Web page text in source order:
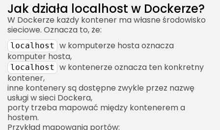
Jak działa localhost w Dockerze?
W Dockerze każdy kontener ma własne środowisko
sieciowe. Oznacza to, że:
localhost
w komputerze hosta oznacza
komputer hosta,
localhost
w kontenerze oznacza ten konkretny
kontener,
inne kontenery są dostępne zwykle przez nazwę
usługi w sieci Dockera,
porty trzeba mapować między kontenerem a
hostem.
Przykład mapowania portów: